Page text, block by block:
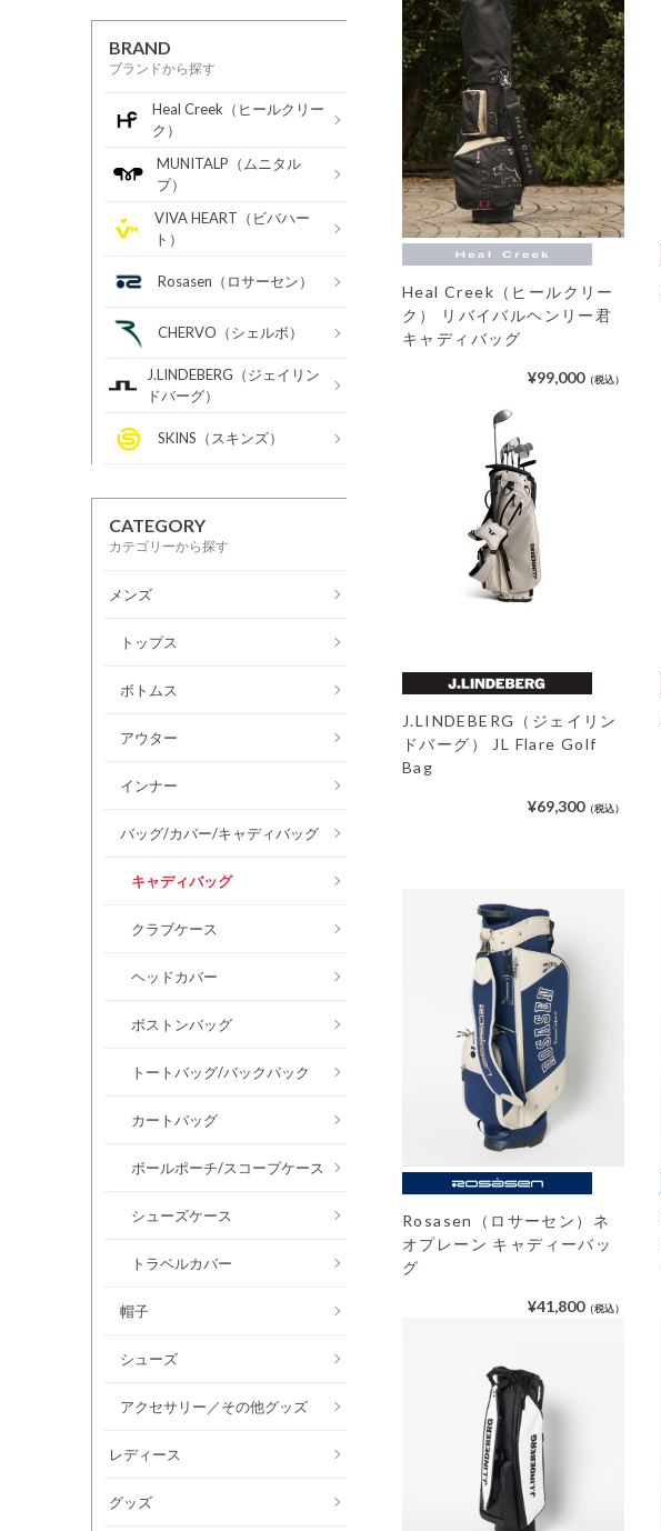
BRAND
ブランドから探す
Heal Creek（ヒールクリー
ク）
MUNITALP（ムニタル
プ）
VIVA HEART（ビバハー
ト）
Rosasen（ロサーセン）
CHERVO（シェルボ）
J.LINDEBERG（ジェイリン
ドバーグ）
SKINS（スキンズ）
CATEGORY
カテゴリーから探す
メンズ
トップス
ボトムス
アウター
インナー
バッグ/カバー/キャディバッグ
キャディバッグ
クラブケース
ヘッドカバー
ボストンバッグ
トートバッグ/バックパック
カートバッグ
ボールポーチ/スコープケース
シューズケース
トラベルカバー
帽子
シューズ
アクセサリー／その他グッズ
レディース
グッズ
Heal Creek（ヒールクリー
ク） リバイバルヘンリー君
キャディバッグ
¥99,000（税込）
J.LINDEBERG（ジェイリン
ドバーグ） JL Flare Golf
Bag
¥69,300（税込）
Rosasen（ロサーセン）ネ
オプレーン キャディーバッ
グ
¥41,800（税込）